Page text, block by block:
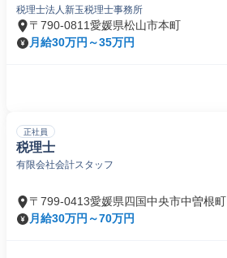
税理士法人新玉税理士事務所
〒790-0811愛媛県松山市本町
月給30万円～35万円
正社員
税理士
有限会社会計スタッフ
〒799-0413愛媛県四国中央市中曽根町
月給30万円～70万円